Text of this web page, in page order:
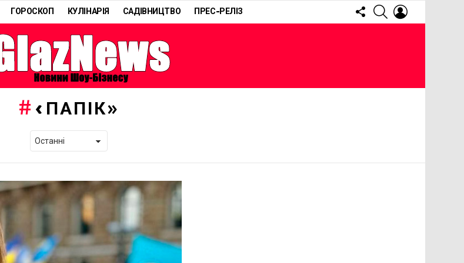
ГОРОСКОП КУЛІНАРІЯ САДІВНИЦТВО ПРЕС-РЕЛІЗ
FOLLOW
US
SEARCH
«ПАПІК»